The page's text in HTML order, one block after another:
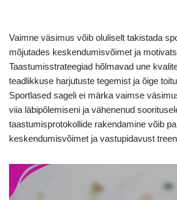
Vaimne väsimus võib oluliselt takistada
mõjutades keskendumisvõimet ja
Taastumisstrateegiad hõlmavad une
teadlikkuse harjutuste tegemist ja õige
Sportlased sageli ei märka vaimse
viia läbipõlemiseni ja vähenenud
taastumisprotokollide rakendamine võib
keskendumisvõimet ja vastupidavust